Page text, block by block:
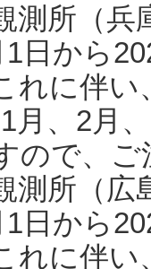
測所（
日から
れに伴い
月、2月
ので、
測所（
日から
れに伴い